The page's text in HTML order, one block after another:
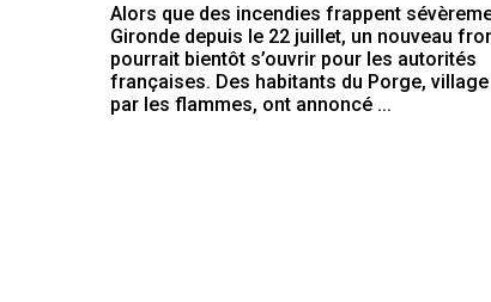
Alors que des incendies frappent
Gironde depuis le 22 juillet, un nouveau
pourrait bientôt s’ouvrir pour les autorités
françaises. Des habitants du Porge,
par les flammes, ont annoncé ...